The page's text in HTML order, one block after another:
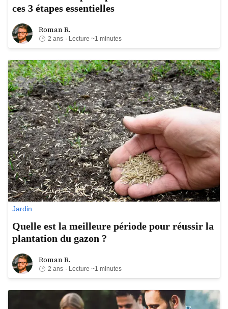
ces 3 étapes essentielles
Roman R.Roman R.
2 ans · Lecture ~1 minutes
Jardin
Quelle est la meilleure période pour réussir la
plantation du gazon ?
Roman R.Roman R.
2 ans · Lecture ~1 minutes